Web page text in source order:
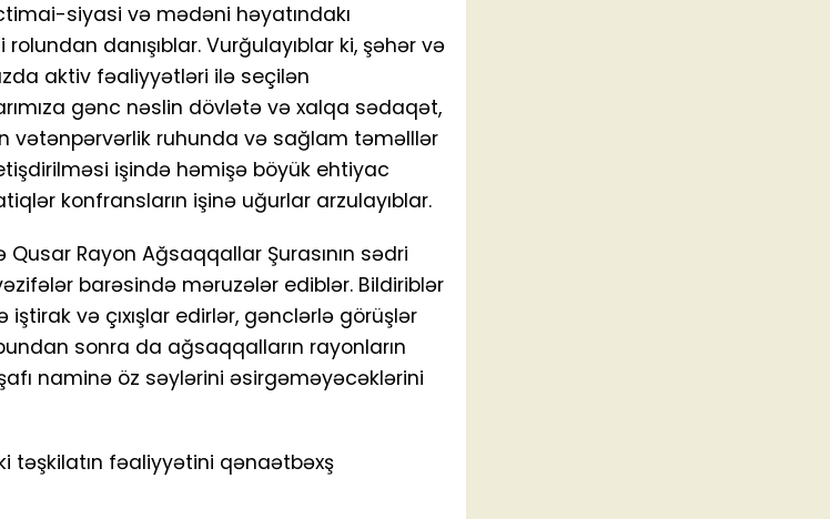
siyasi və mədəni həyatındakı
danışıblar. Vurğulayıblar ki, şəhər və
aktiv fəaliyyətləri ilə seçilən
gənc nəslin dövlətə və xalqa sədaqət,
vətənpərvərlik ruhunda və sağlam təməlllər
işində həmişə böyük ehtiyac
konfransların işinə uğurlar arzulayıblar.
Rayon Ağsaqqallar Şurasının sədri
barəsində məruzələr ediblər. Bildiriblər
və çıxışlar edirlər, gənclərlə görüşlər
sonra da ağsaqqalların rayonların
naminə öz səylərini əsirgəməyəcəklərini
təşkilatın fəaliyyətini qənaətbəxş